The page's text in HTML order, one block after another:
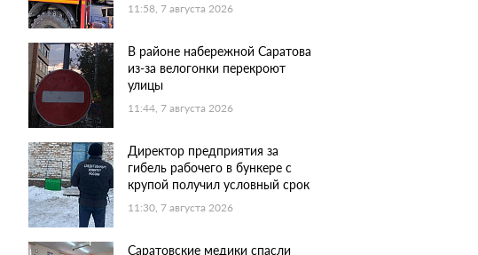
11:58, 7 августа 2026
В районе набережной Саратова
из-за велогонки перекроют
улицы
11:44, 7 августа 2026
Директор предприятия за
гибель рабочего в бункере с
крупой получил условный срок
11:30, 7 августа 2026
Саратовские медики спасли